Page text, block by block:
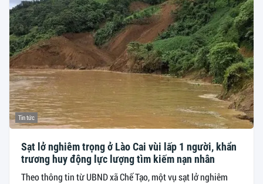
Tin tức
Sạt lở nghiêm trọng ở Lào Cai vùi lấp 1 người, khẩn
trương huy động lực lượng tìm kiếm nạn nhân
Theo thông tin từ UBND xã Chế Tạo, một vụ sạt lở nghiêm